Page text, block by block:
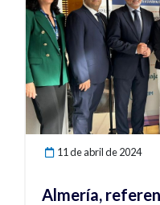
11 de abril de 2024
Almería,